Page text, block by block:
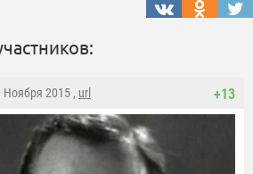
+13
Ноября 2015 , url